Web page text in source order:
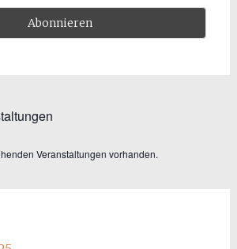
Veranstaltungen vorhanden.